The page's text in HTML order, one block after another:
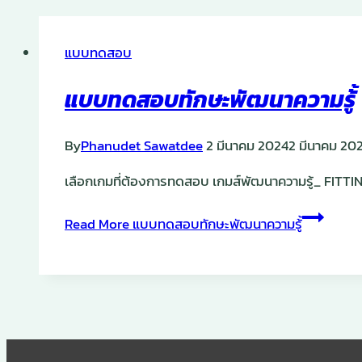
แบบทดสอบ
แบบทดสอบทักษะพัฒนาความรู้้
ByPhanudet Sawatdee2 มีนาคม 20242 มีนาคม
เลือกเกมที่ต้องการทดสอบ เกมส์พัฒนาความรู้_
Read Moreแบบทดสอบทักษะพัฒนาความรู้้